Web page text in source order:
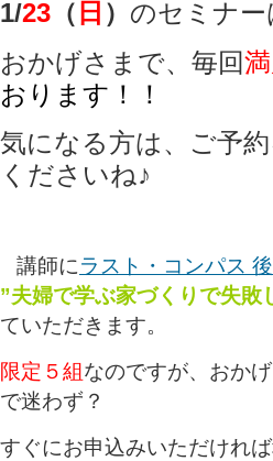
1/23 （ 日 ） のセミナー
おかげさまで、毎回
おります！！
気になる方は、ご予
くださいね♪
講師にラスト・コンパス
”夫婦で学ぶ家づくりで失敗
ていただきます。
限定５組 なのですが、おか
で迷わず？
すぐにお申込みいただければ